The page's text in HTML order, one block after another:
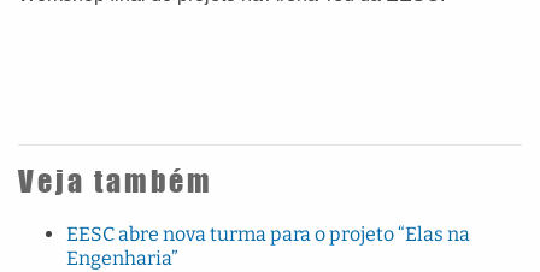
Veja também
EESC abre nova turma para o projeto “Elas na
Engenharia”